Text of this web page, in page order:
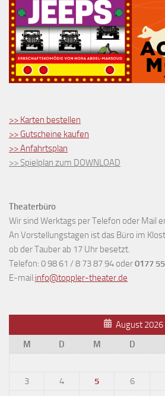
>> Karten bestellen
>> Gutscheine kaufen
>> Anfahrtsplan
>> Spielplan zum DOWNLOAD
Theaterbüro
Wir sind Werktags per Telefon oder Mail
An Vorstellungstagen ist das Büro im
ob der Tauber ab 17 Uhr besetzt.
Telefon: 0 98 61 / 8 73 87 94 oder0177
E-mail:info@toppler-theater.de
August 2026
M
D M D
3
4 5 6